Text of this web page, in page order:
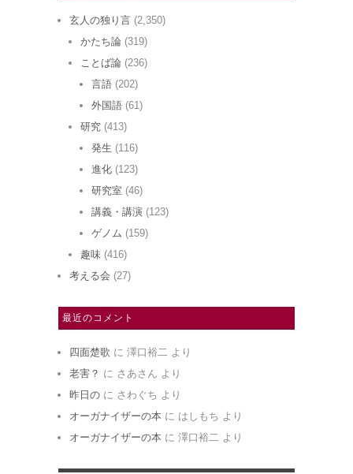
玄人の独り言 (2,350)
かたち論 (319)
ことば論 (236)
言語 (202)
外国語 (61)
研究 (413)
発生 (116)
進化 (123)
研究室 (46)
講義・講演 (123)
ゲノム (159)
趣味 (416)
考える会 (27)
最近のコメント
四面楚歌 に 澤口裕二 より
老害？ に さあさん より
昨日の に さわぐち より
オーガナイザーの本 に はしもち より
オーガナイザーの本 に 澤口裕二 より